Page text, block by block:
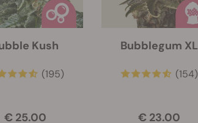
Kush
(195)
€ 25.00
Bubblegum XL
(154)
€ 23.00